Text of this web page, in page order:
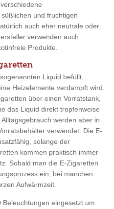
und fruchtigen
auch eher neutrale oder
verwenden auch
Produkte.
Liquid befüllt,
Heizelemente verdampft wird.
über einen Vorratstank,
das Liquid direkt tropfenweise
werden aber in
verwendet. Die E-
solange der
kommen praktisch immer
Sobald man die E-Zigaretten
ein, bei manchen
Aufwärmzeit.
eingesetzt um